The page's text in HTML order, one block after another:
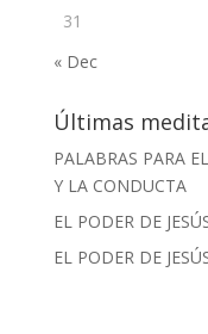
31
« Dec
Últimas
PALABRAS PARA
Y LA CONDUCTA
EL PODER DE
EL PODER DE